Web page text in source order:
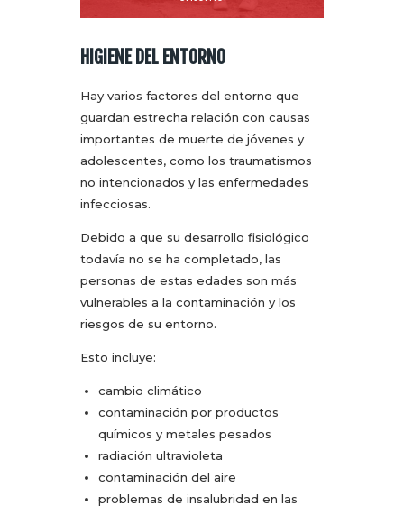
HIGIENE DEL ENTORNO
Hay varios factores del entorno que
guardan estrecha relación con causas
importantes de muerte de jóvenes y
adolescentes, como los traumatismos
no intencionados y las enfermedades
infecciosas.
Debido a que su desarrollo fisiológico
todavía no se ha completado, las
personas de estas edades son más
vulnerables a la contaminación y los
riesgos de su entorno.
Esto incluye:
cambio climático
contaminación por productos
químicos y metales pesados
radiación ultravioleta
contaminación del aire
problemas de insalubridad en las